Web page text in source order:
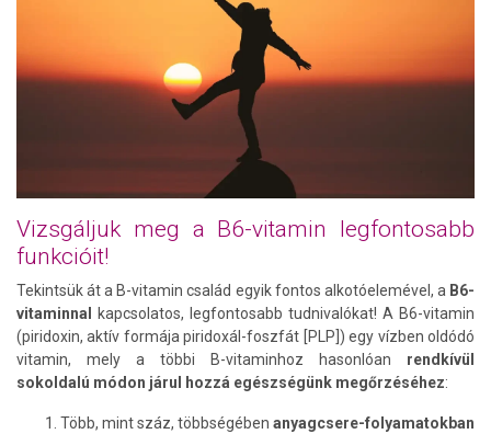
Vizsgáljuk meg a B6-vitamin legfontosabb
funkcióit!
Tekintsük át a B-vitamin család egyik fontos alkotóelemével, a B6-
vitaminnal
kapcsolatos, legfontosabb tudnivalókat! A B6-vitamin
(piridoxin, aktív formája piridoxál-foszfát [PLP]) egy vízben oldódó
vitamin, mely a többi B-vitaminhoz hasonlóan rendkívül
sokoldalú módon járul hozzá egészségünk megőrzéséhez:
Több, mint száz, többségében anyagcsere-folyamatokban